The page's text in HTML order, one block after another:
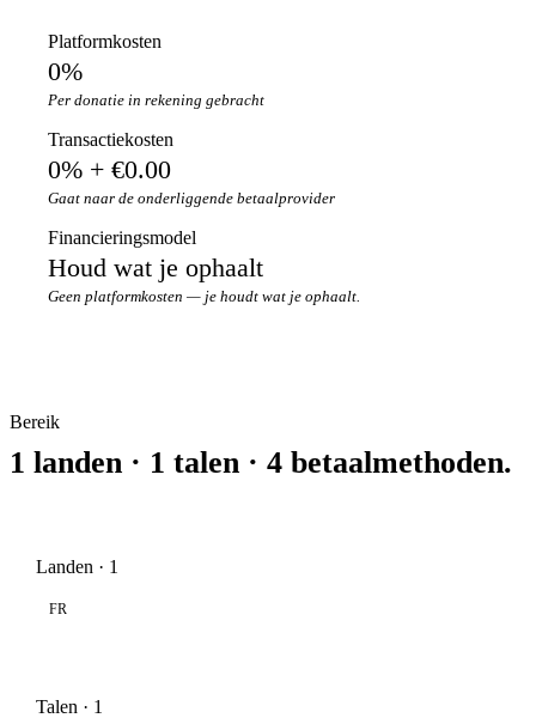
Platformkosten
0%
Per donatie in rekening gebracht
Transactiekosten
0% + €0.00
Gaat naar de onderliggende betaalprovider
Financieringsmodel
Houd wat je ophaalt
Geen platformkosten — je houdt wat je ophaalt.
Bereik
1 landen · 1 talen · 4 betaalmethoden.
Landen · 1
FR
Talen · 1